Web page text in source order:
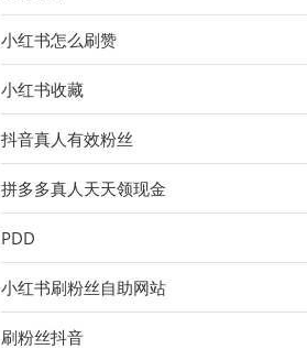
小红书怎么刷赞
小红书收藏
抖音真人有效粉丝
拼多多真人天天领现金
PDD
小红书刷粉丝自助网站
刷粉丝抖音